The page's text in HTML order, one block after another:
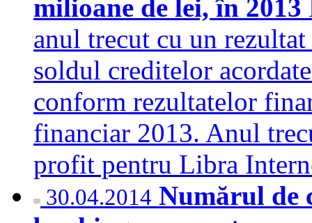
milioane de lei, în 2013
anul trecut cu un
soldul creditelor
conform rezultatelor
financiar 2013. Anul
profit pentru Libra
30.04.2014 Numărul de